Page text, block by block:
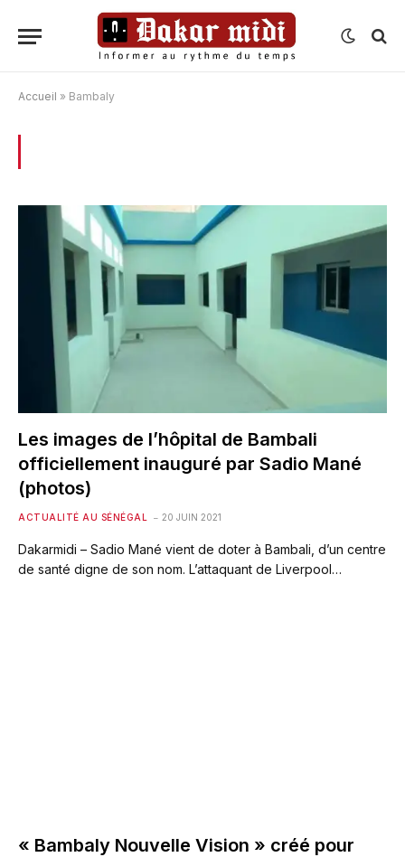
Accueil » Bambaly
Les images de l’hôpital de Bambali
officiellement inauguré par Sadio Mané
(photos)
ACTUALITÉ AU SÉNÉGAL 20 JUIN 2021
Dakarmidi – Sadio Mané vient de doter à Bambali, d’un centre
de santé digne de son nom. L’attaquant de Liverpool…
« Bambaly Nouvelle Vision » créé pour